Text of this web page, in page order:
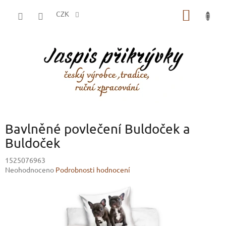
CZK
Bavlněné povlečení Buldoček a
Buldoček
1525076963
Průměrné
Neohodnoceno Podrobnosti hodnocení